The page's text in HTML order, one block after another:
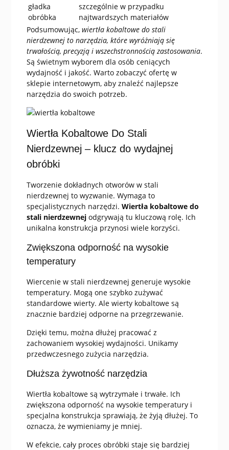
gładka
obróbka
szczególnie w przypadku
najtwardszych materiałów
Podsumowując, wiertła kobaltowe do stali
nierdzewnej to narzędzia, które wyróżniają się
trwałością, precyzją i wszechstronnością zastosowania.
Są świetnym wyborem dla osób ceniących
wydajność i jakość. Warto zobaczyć ofertę w
sklepie internetowym, aby znaleźć najlepsze
narzędzia do swoich potrzeb.
Wiertła Kobaltowe Do Stali
Nierdzewnej – klucz do wydajnej
obróbki
Tworzenie dokładnych otworów w stali
nierdzewnej to wyzwanie. Wymaga to
specjalistycznych narzędzi. Wiertła kobaltowe do
stali nierdzewnejodgrywają tu kluczową rolę. Ich
unikalna konstrukcja przynosi wiele korzyści.
Zwiększona odporność na wysokie
temperatury
Wiercenie w stali nierdzewnej generuje wysokie
temperatury. Mogą one szybko zużywać
standardowe wierty. Ale wierty kobaltowe są
znacznie bardziej odporne na przegrzewanie.
Dzięki temu, można dłużej pracować z
zachowaniem wysokiej wydajności. Unikamy
przedwczesnego zużycia narzędzia.
Dłuższa żywotność narzędzia
Wiertła kobaltowe są wytrzymałe i trwałe. Ich
zwiększona odporność na wysokie temperatury i
specjalna konstrukcja sprawiają, że żyją dłużej. To
oznacza, że wymieniamy je mniej.
W efekcie, cały proces obróbki staje się bardziej